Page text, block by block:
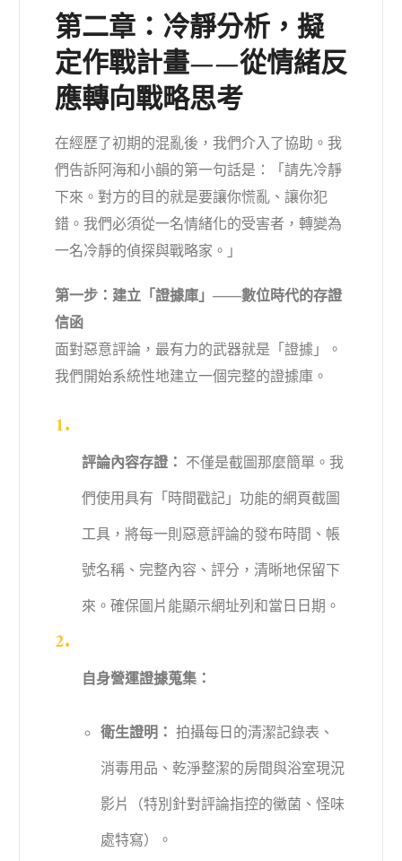
第二章：冷靜分析，擬
定作戰計畫——從情緒反
應轉向戰略思考
在經歷了初期的混亂後，我們介入了協助。我
們告訴阿海和小韻的第一句話是：「請先冷靜
下來。對方的目的就是要讓你慌亂、讓你犯
錯。我們必須從一名情緒化的受害者，轉變為
一名冷靜的偵探與戰略家。」
第一步：建立「證據庫」——數位時代的存證
信函
面對惡意評論，最有力的武器就是「證據」。
我們開始系統性地建立一個完整的證據庫。
評論內容存證： 不僅是截圖那麼簡單。我
們使用具有「時間戳記」功能的網頁截圖
工具，將每一則惡意評論的發布時間、帳
號名稱、完整內容、評分，清晰地保留下
來。確保圖片能顯示網址列和當日日期。
自身營運證據蒐集：
衛生證明： 拍攝每日的清潔記錄表、
消毒用品、乾淨整潔的房間與浴室現況
影片（特別針對評論指控的黴菌、怪味
處特寫）。